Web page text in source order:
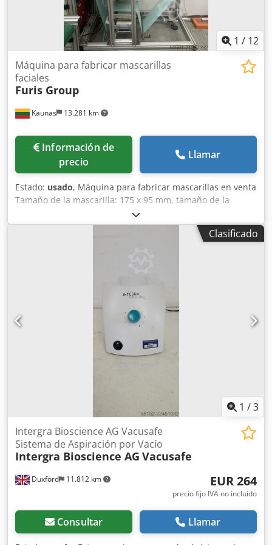
Es posible realizar una inspección en las instalaciones.
Cedpfx Ajzq Eb Sslierf
1 / 12
Kaunas 13.281 km
Máquina para fabricar mascarillas
faciales
Furis Group
Información de
precio
Llamar
Estado: usado, Máquina para fabricar mascarillas en venta
Tamaño de la mascarilla: 175 x 95 mm, tamaño de la
banda: 185 x 15 mm Cjdpfxsypcxae Alierf La máquina
incluye 4 juegos de sistemas de guiado de banda
Clasificado
1 /3
Duxford 11.812 km
Intergra Bioscience AG Vacusafe
Sistema de Aspiración por Vacío
Intergra Bioscience AG Vacusafe
EUR 264
precio fijo IVA no incluído
Consultar Llamar